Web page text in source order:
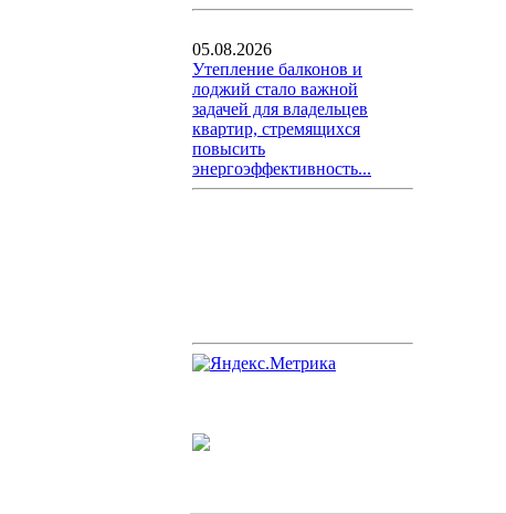
05.08.2026
Утепление балконов и
лоджий стало важной
задачей для владельцев
квартир, стремящихся
повысить
энергоэффективность...